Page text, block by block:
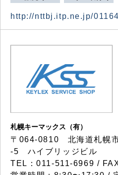
http://nttbj.itp.ne.jp/
札幌キーマックス（有）
〒064-0810 北海道札幌
-5 ハイブリッジビル
TEL：011-511-6969 /